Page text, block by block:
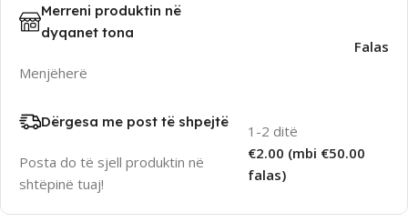
Merreni produktin në
dyqanet tona
Menjëherë
Falas
Dërgesa me post të shpejtë
Posta do të sjell produktin në
shtëpinë tuaj!
1-2 ditë
€2.00 (mbi €50.00
falas)